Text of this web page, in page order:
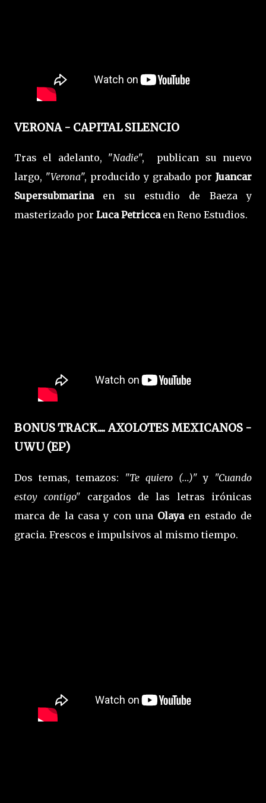
VERONA - CAPITAL SILENCIO
Tras el adelanto, "Nadie", publican su nuevo
largo, "Verona", producido y grabado por Juancar
Supersubmarinaen su estudio de Baeza y
masterizado por Luca Petriccaen Reno Estudios.
BONUS TRACK.... AXOLOTES MEXICANOS -
UWU (EP)
Dos temas, temazos: "Te quiero (...)" y "Cuando
estoy contigo" cargados de las letras irónicas
marca de la casa y con una Olaya en estado de
gracia. Frescos e impulsivos al mismo tiempo.